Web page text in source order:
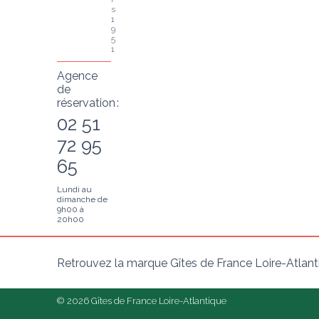
s
1
9
5
1
Agence
de
réservation :
02 51
72 95
65
Lundi au
dimanche de
9h00 à
20h00
Retrouvez la marque Gîtes de France Loire-
© 2026 Gîtes de France Loire-Atlantique